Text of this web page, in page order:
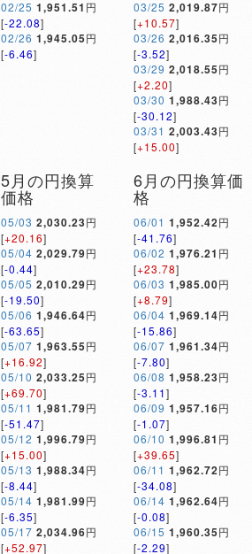
02/25 1,951.51 円
[-22.08]
02/26 1,945.05円
[-6.46]
03/25 2,019.87円
[+10.57]
03/26 2,016.35円
[-3.52]
03/29 2,018.55円
[+2.20]
03/30 1,988.43円
[-30.12]
03/31 2,003.43円
[+15.00]
5月の円換算
価格
05/03 2,030.23円
[+20.16]
05/04 2,029.79円
[-0.44]
05/05 2,010.29円
[-19.50]
05/06 1,946.64円
[-63.65]
05/07 1,963.55円
[+16.92]
05/10 2,033.25円
[+69.70]
05/11 1,981.79円
[-51.47]
05/12 1,996.79円
[+15.00]
05/13 1,988.34円
[-8.44]
05/14 1,981.99円
[-6.35]
05/17 2,034.96円
[+52.97]
6月の円換算価
格
06/01 1,952.42円
[-41.76]
06/02 1,976.21 円
[+23.78]
06/03 1,985.00円
[+8.79]
06/04 1,969.14円
[-15.86]
06/07 1,961.34円
[-7.80]
06/08 1,958.23円
[-3.11]
06/09 1,957.16円
[-1.07]
06/10 1,996.81 円
[+39.65]
06/11 1,962.72円
[-34.08]
06/14 1,962.64円
[-0.08]
06/15 1,960.35円
[-2.29]